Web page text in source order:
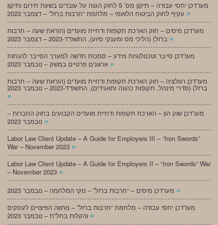
מעו”דכן יחסי עבודה – תיקון מס’ 5 לחוק הגנה על עובדים בשעת חירום ותיקון
»
מעו”דכן מיסים – חוק הארכת תקופות ודחיית מועדים (הוראת שעה – חרבות
»
מעו”דכן סייבר וטכנולוגיות מידע – סמכות חדשה למערך הסייבר להנחות
»
מעו”דכן רגולציה – חוק הארכת תקופות ודחיית מועדים (הוראת שעה – חרבות
ברזל) (סדרי מינהל, תקופות כהונה ותאגידים), התשפ”ד-2023 – נובמבר 2023
»
מעו”דכן שוק הון – הארכת תקופות ודחיית מועדים הקבועים בחוק החברות –
»
Labor Law Client Update – A Guide for Employers III – “Iron Swords”
War – November 2023 »
Labor Law Client Update – A Guide for Employers II – “Iron Swords” War
– November 2023 »
»
מעו”דכן יחסי עבודה – מלחמת “חרבות ברזל” – מתווה הפיצויים לעסקים
»